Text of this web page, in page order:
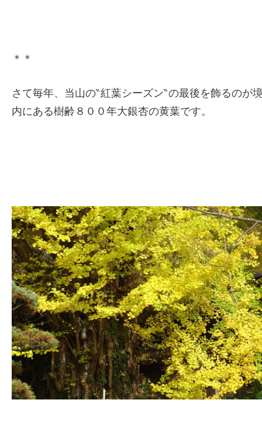
＊＊
さて毎年、当山の‶紅葉シーズン‶の最後を飾るのが
内にある樹齢８００年大銀杏の黄葉です。